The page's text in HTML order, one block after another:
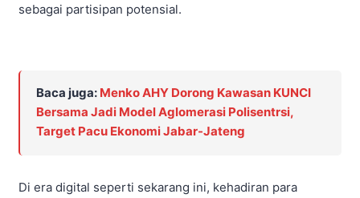
sebagai partisipan potensial.
Baca juga: Menko AHY Dorong Kawasan KUNCI
Bersama Jadi Model Aglomerasi Polisentrsi,
Target Pacu Ekonomi Jabar-Jateng
Di era digital seperti sekarang ini, kehadiran para